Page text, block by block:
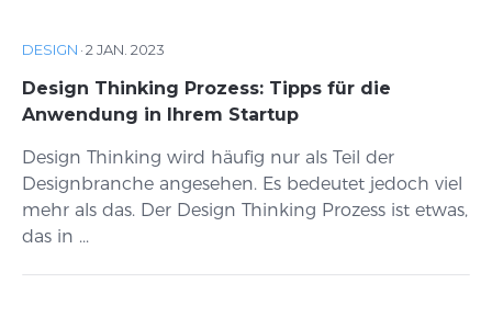
DESIGN ·2 JAN. 2023
Design Thinking Prozess: Tipps für die
Anwendung in Ihrem Startup
Design Thinking wird häufig nur als Teil der
Designbranche angesehen. Es bedeutet jedoch viel
mehr als das. Der Design Thinking Prozess ist etwas,
das in ...